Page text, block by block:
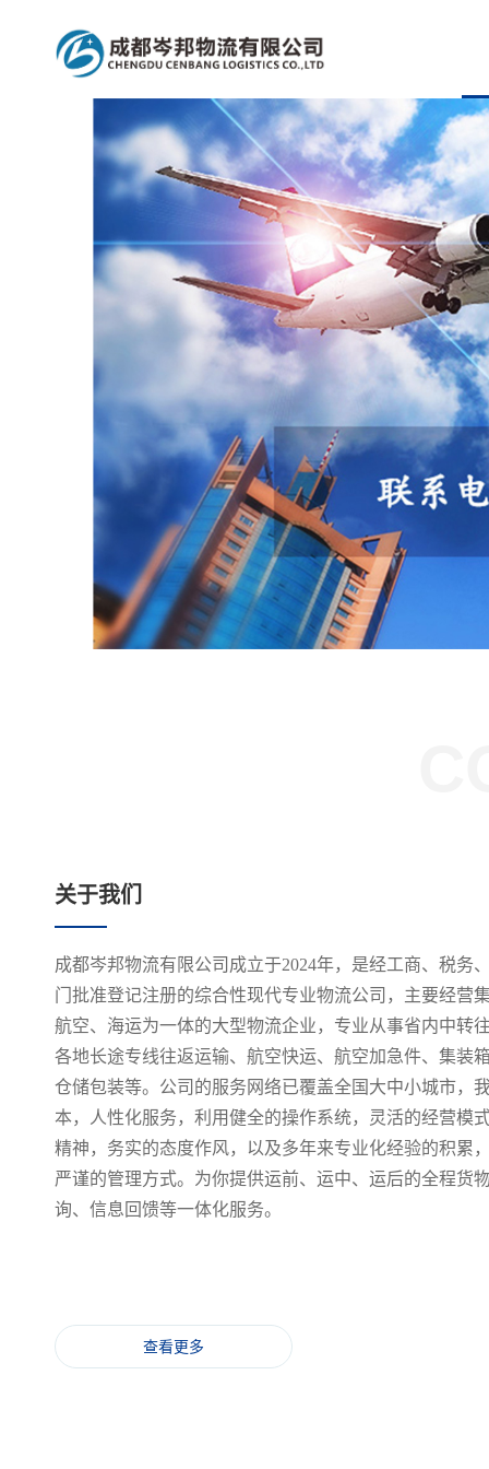
关于我们
成都岑邦物流有限公司成立于2024年，是经工商、税务
门批准登记注册的综合性现代专业物流公司，主要经营
航空、海运为一体的大型物流企业，专业从事省内中转
各地长途专线往返运输、航空快运、航空加急件、集装
仓储包装等。公司的服务网络已覆盖全国大中小城市，
本，人性化服务，利用健全的操作系统，灵活的经营模
精神，务实的态度作风，以及多年来专业化经验的积累
严谨的管理方式。为你提供运前、运中、运后的全程货
询、信息回馈等一体化服务。
查看更多